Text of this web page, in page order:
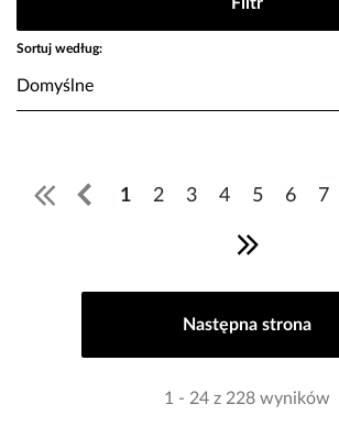
Sortuj według:
1 2 3 4 5 6 7
Następna strona
1 - 24 z 228 wyników